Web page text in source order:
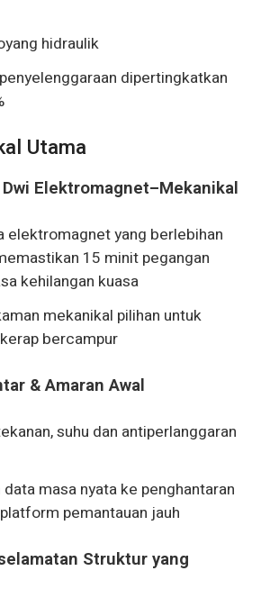
hidraulik
dipertingkatkan
Utama
Elektromagnet–Mekanikal
elektromagnet yang berlebihan
15 minit pegangan
kehilangan kuasa
mekanikal pilihan untuk
bercampur
& Amaran Awal
suhu dan antiperlanggaran
masa nyata ke penghantaran
pemantauan jauh
Struktur yang